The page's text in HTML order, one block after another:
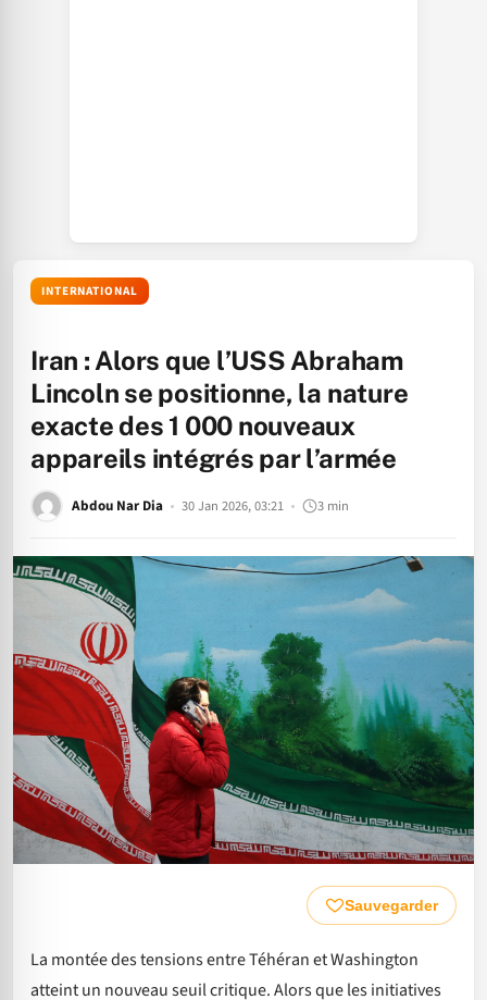
INTERNATIONAL
Iran : Alors que l’USS Abraham
Lincoln se positionne, la nature
exacte des 1 000 nouveaux
appareils intégrés par l’armée
Abdou Nar Dia 30 Jan 2026, 03:21 3 min
Sauvegarder
La montée des tensions entre Téhéran et Washington
atteint un nouveau seuil critique. Alors que les initiatives